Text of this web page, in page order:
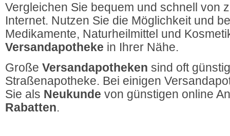
Vergleichen Sie bequem und schnell von
Internet. Nutzen Sie die Möglichkeit und
Medikamente, Naturheilmittel und
Versandapotheke in Ihrer Nähe.
Große Versandapotheken sind oft
Straßenapotheke. Bei einigen
Sie als Neukunde von günstigen online
Rabatten.